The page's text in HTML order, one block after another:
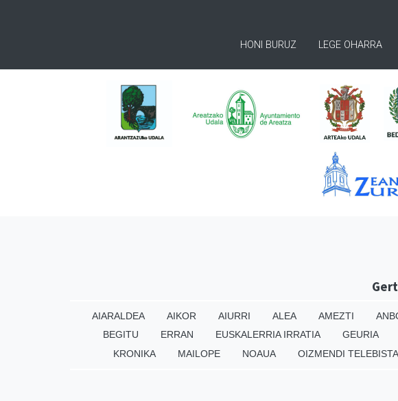
HONI BURUZ LEGE OHARRA
AIARALDEA AIKOR AIURRI ALEA AMEZTI
BEGITU
ERRAN EUSKALERRIA IRRATIA GEURIA
KRONIKA
MAILOPE NOAUA OIZMENDI TELEBISTA